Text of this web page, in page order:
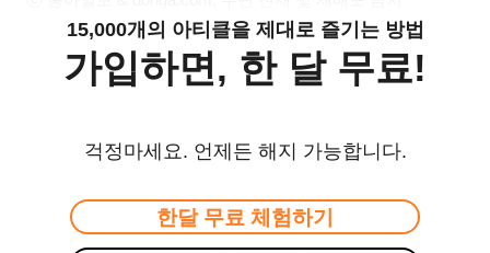
15,000개의 아티클을 제대로 즐기는 방법
가입하면, 한 달 무료!
걱정마세요. 언제든 해지 가능합니다.
한달 무료 체험하기